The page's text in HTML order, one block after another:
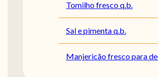
Tomilho fresco q.b.
Sal e pimenta q.b.
Manjericão fresco para